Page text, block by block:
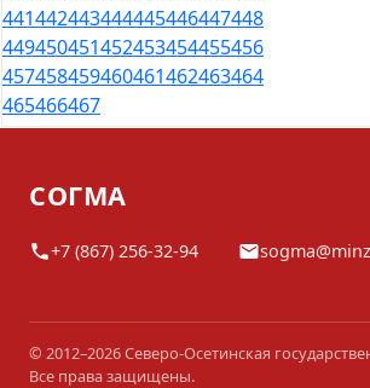
441442443444445446447448
449450451452453454455456
457458459460461462463464
465466467
СОГМА
+7 (867) 256-32-94
© 2012–2026 Северо-Осетинская
Все права защищены.